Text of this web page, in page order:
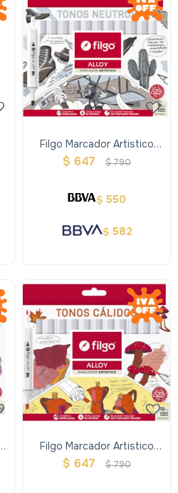
Filgo Marcador Artistico
Alloy - Tonos Neutros
$ 647 $790
$ 550
$ 582
Filgo Marcador Artistico
Alloy - Tonos Calidos
$ 647 $790